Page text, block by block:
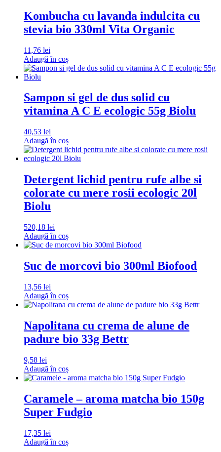
Kombucha cu lavanda indulcita cu
stevia bio 330ml Vita Organic
11,76 lei
Adaugă în coș
Sampon si gel de dus solid cu
vitamina A C E ecologic 55g Biolu
40,53 lei
Adaugă în coș
Detergent lichid pentru rufe albe si
colorate cu mere rosii ecologic 20l
Biolu
520,18 lei
Adaugă în coș
Suc de morcovi bio 300ml Biofood
13,56 lei
Adaugă în coș
Napolitana cu crema de alune de
padure bio 33g Bettr
9,58 lei
Adaugă în coș
Caramele – aroma matcha bio 150g
Super Fudgio
17,35 lei
Adaugă în coș